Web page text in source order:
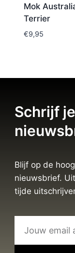
Mok
Terrier
€9,95
Schrijf
Blijf op de
nieuwsbrief.
tijde